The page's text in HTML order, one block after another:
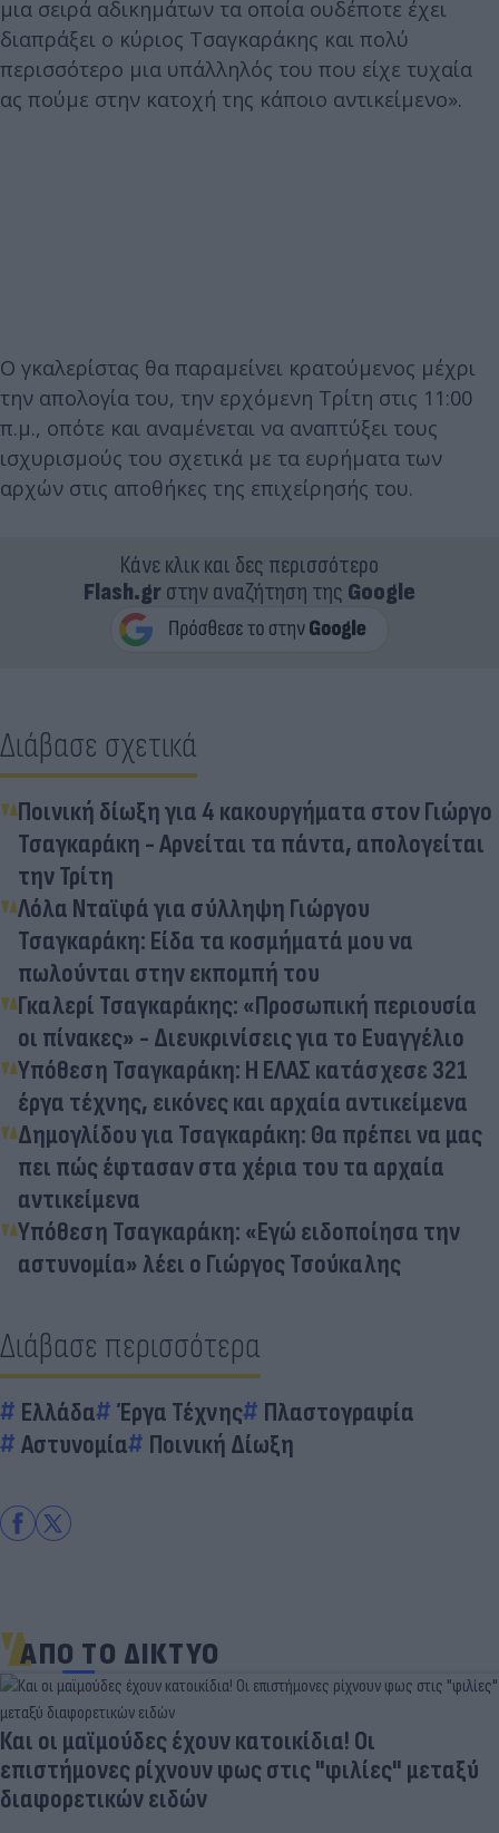
μια σειρά αδικημάτων τα οποία ουδέποτε έχει
διαπράξει ο κύριος Τσαγκαράκης και πολύ
περισσότερο μια υπάλληλός του που είχε τυχαία
ας πούμε στην κατοχή της κάποιο αντικείμενο».
Ο γκαλερίστας θα παραμείνει κρατούμενος μέχρι
την απολογία του, την ερχόμενη Τρίτη στις 11:00
π.μ., οπότε και αναμένεται να αναπτύξει τους
ισχυρισμούς του σχετικά με τα ευρήματα των
αρχών στις αποθήκες της επιχείρησής του.
Κάνε κλικ και δες περισσότερο
Flash.grστην αναζήτηση της Google
Διάβασε σχετικά
Ποινική δίωξη για 4 κακουργήματα στον Γιώργο
Τσαγκαράκη - Αρνείται τα πάντα, απολογείται
την Τρίτη
Λόλα Νταϊφά για σύλληψη Γιώργου
Τσαγκαράκη: Είδα τα κοσμήματά μου να
πωλούνται στην εκπομπή του
Γκαλερί Τσαγκαράκης: «Προσωπική περιουσία
οι πίνακες» - Διευκρινίσεις για το Ευαγγέλιο
Υπόθεση Τσαγκαράκη: Η ΕΛΑΣ κατάσχεσε 321
έργα τέχνης, εικόνες και αρχαία αντικείμενα
Δημογλίδου για Τσαγκαράκη: Θα πρέπει να μας
πει πώς έφτασαν στα χέρια του τα αρχαία
αντικείμενα
Υπόθεση Τσαγκαράκη: «Εγώ ειδοποίησα την
αστυνομία» λέει ο Γιώργος Τσούκαλης
Διάβασε περισσότερα
Ελλάδα Έργα Τέχνης
Πλαστογραφία
Αστυνομία
Ποινική Δίωξη
ΑΠΟ ΤΟ ΔΙΚΤΥΟ
Και οι μαϊμούδες έχουν κατοικίδια! Οι
επιστήμονες ρίχνουν φως στις "φιλίες" μεταξύ
διαφορετικών ειδών